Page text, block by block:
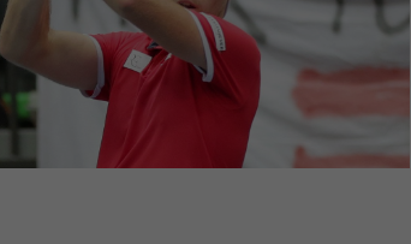
Ihrer vorgenommen Einstellungen, falls der
Webseiten-Betreiber dies eingestellt hat.